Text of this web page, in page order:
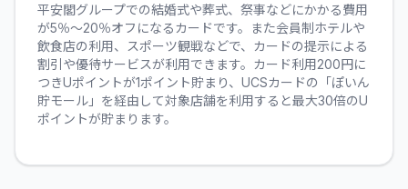
平安閣グループでの結婚式や葬式、祭事などにかかる費用
が5％～20％オフになるカードです。また会員制ホテルや
飲食店の利用、スポーツ観戦などで、カードの提示による
割引や優待サービスが利用できます。カード利用200円に
つきUポイントが1ポイント貯まり、UCSカードの「ぽいん
貯モール」を経由して対象店舗を利用すると最大30倍のU
ポイントが貯まります。